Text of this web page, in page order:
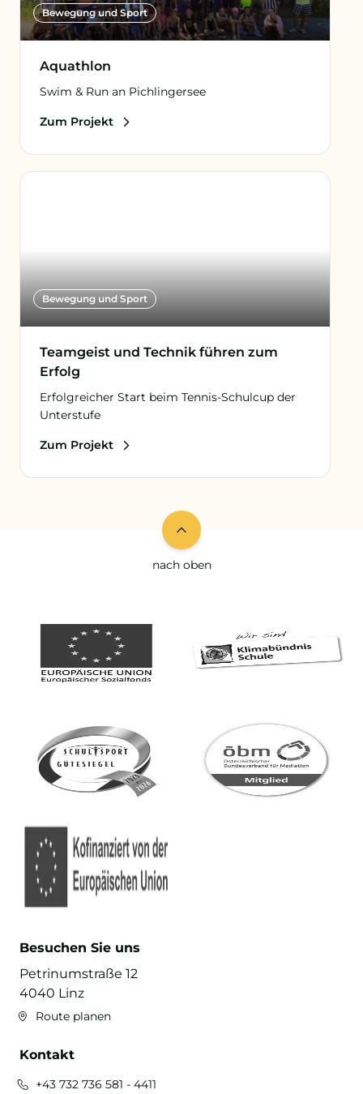
Bewegung und Sport
Aquathlon
Swim & Run an Pichlingersee
Zum Projekt
Bewegung und Sport
Teamgeist und Technik führen zum
Erfolg
Erfolgreicher Start beim Tennis-Schulcup der
Unterstufe
Zum Projekt
nach oben
Besuchen Sie uns
Petrinumstraße 12
4040 Linz
Route planen
Kontakt
+43 732 736 581 - 4411